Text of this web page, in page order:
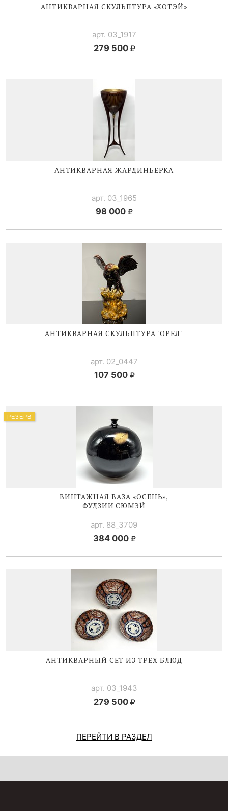
АНТИКВАРНАЯ СКУЛЬПТУРА «ХОТЭЙ»
арт. 03_1917
279 500
АНТИКВАРНАЯ ЖАРДИНЬЕРКА
арт. 03_1965
98 000
АНТИКВАРНАЯ СКУЛЬПТУРА "ОРЕЛ"
арт. 02_0447
107 500
ВИНТАЖНАЯ ВАЗА «ОСЕНЬ»,
ФУДЗИИ СЮМЭЙ
арт. 88_3709
384 000
РЕЗЕРВ
АНТИКВАРНЫЙ СЕТ ИЗ ТРЕХ БЛЮД
арт. 03_1943
279 500
ПЕРЕЙТИ В РАЗДЕЛ